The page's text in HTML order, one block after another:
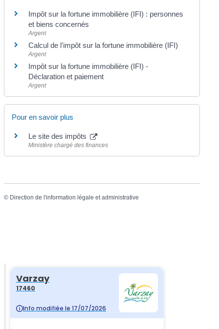
Impôt sur la fortune immobilière (IFI) : personnes
et biens concernés
Argent
Calcul de l'impôt sur la fortune immobilière (IFI)
Argent
Impôt sur la fortune immobilière (IFI) -
Déclaration et paiement
Argent
Pour en savoir plus
Le site des impôts
Ministère chargé des finances
© Direction de l'information légale et administrative